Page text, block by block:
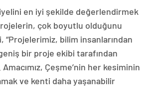
en iyi şekilde değerlendirmek
çok boyutlu olduğunu
“Projelerimiz, bilim insanlarından
bir proje ekibi tarafından
Çeşme’nin her kesiminin
ve kenti daha yaşanabilir